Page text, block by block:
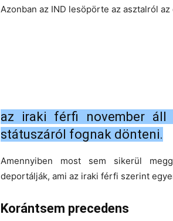
Azonban az IND lesöpörte az asztalról
az iraki férfi november áll
státuszáról fognak dönteni.
Amennyiben most sem sikerül
deportálják, ami az iraki férfi szerint
Korántsem precedens